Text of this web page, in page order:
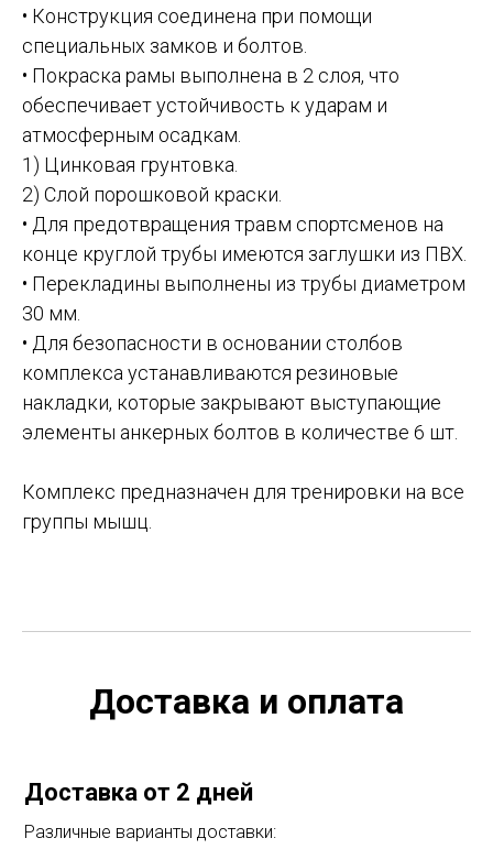
• Конструкция соединена при помощи
специальных замков и болтов.
• Покраска рамы выполнена в 2 слоя, что
обеспечивает устойчивость к ударам и
атмосферным осадкам.
1) Цинковая грунтовка.
2) Слой порошковой краски.
• Для предотвращения травм спортсменов на
конце круглой трубы имеются заглушки из ПВХ.
• Перекладины выполнены из трубы диаметром
30 мм.
• Для безопасности в основании столбов
комплекса устанавливаются резиновые
накладки, которые закрывают выступающие
элементы анкерных болтов в количестве 6 шт.
Комплекс предназначен для тренировки на все
группы мышц.
Доставка и оплата
Доставка от 2 дней
Различные варианты доставки: